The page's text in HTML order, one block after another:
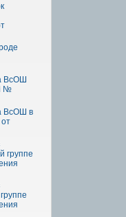
ВсОШ
№
ВсОШ в
группе